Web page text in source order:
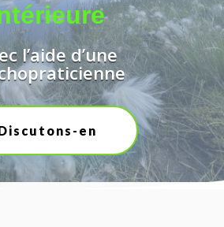
l’aide d’une
en